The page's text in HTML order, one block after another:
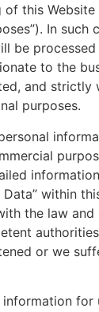
this Website
In such
be
to the
and strictly
purposes.
within
the law and
or we
information for